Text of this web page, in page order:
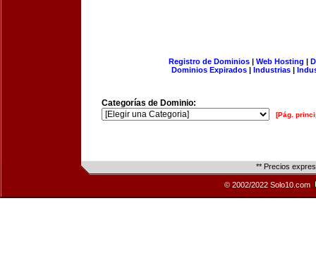
Registro de Dominios| Web Hosting |
Dominios Expirados | Industrias |
Categorías de Dominio:
[Pág.
** Precios
© 2002/2022 Solo10.com